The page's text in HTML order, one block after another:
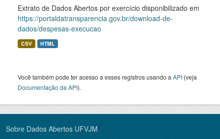
Extrato de Dados Abertos por exercício disponibilizado em
https://portaldatransparencia.gov.br/download-de-
dados/despesas-execucao
CSV HTML
Você também pode ter acesso a esses registros usando a API (veja
Documentação da API).
Sobre Dados Abertos UFVJM